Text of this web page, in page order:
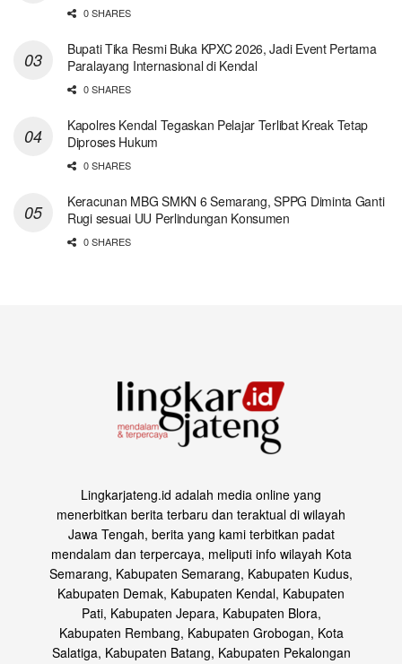
0 SHARES
Bupati Tika Resmi Buka KPXC 2026, Jadi Event Pertama
Paralayang Internasional di Kendal
0 SHARES
Kapolres Kendal Tegaskan Pelajar Terlibat Kreak Tetap
Diproses Hukum
0 SHARES
Keracunan MBG SMKN 6 Semarang, SPPG Diminta Ganti
Rugi sesuai UU Perlindungan Konsumen
0 SHARES
Lingkarjateng.id adalah media online yang
menerbitkan berita terbaru dan teraktual di wilayah
Jawa Tengah, berita yang kami terbitkan padat
mendalam dan terpercaya, meliputi info wilayah Kota
Semarang, Kabupaten Semarang, Kabupaten Kudus,
Kabupaten Demak, Kabupaten Kendal, Kabupaten
Pati, Kabupaten Jepara, Kabupaten Blora,
Kabupaten Rembang, Kabupaten Grobogan, Kota
Salatiga, Kabupaten Batang, Kabupaten Pekalongan